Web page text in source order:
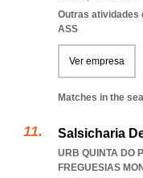
Outras atividades
ASS
Ver empresa
Matches in the
Salsicharia
URB QUINTA DO
FREGUESIAS